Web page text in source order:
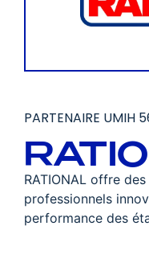
PARTENAIRE UMIH
RATIONAL offre
professionnels
performance des